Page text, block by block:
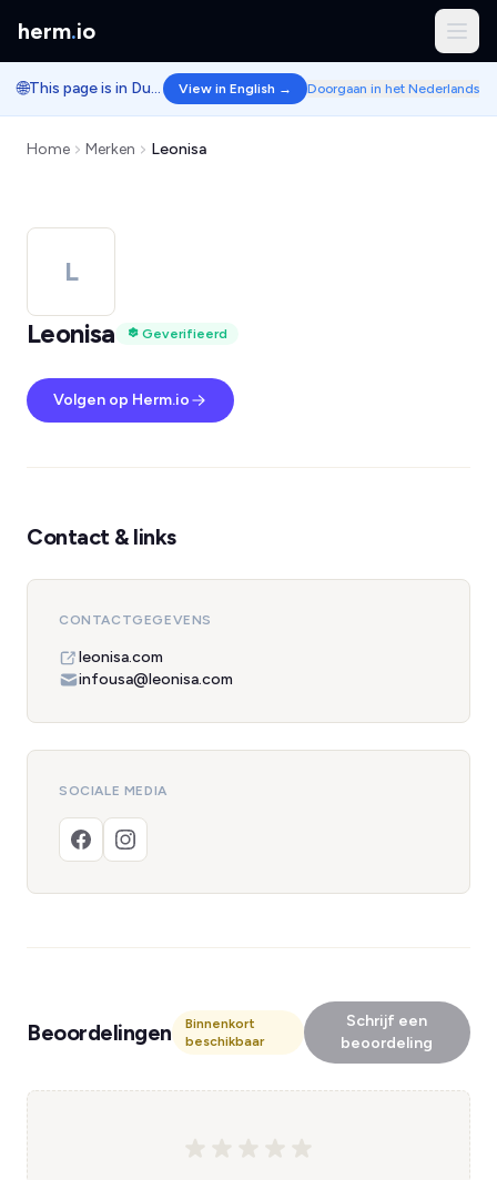
herm.io
🌐 This page is in Dutch. View in English → Doorgaan in het Nederlands
Home Merken Leonisa
L
Leonisa
Geverifieerd
Volgen op Herm.io
Contact & links
CONTACTGEGEVENS
leonisa.com
infousa@leonisa.com
SOCIALE MEDIA
Beoordelingen
Binnenkort
beschikbaar
Schrijf een
beoordeling